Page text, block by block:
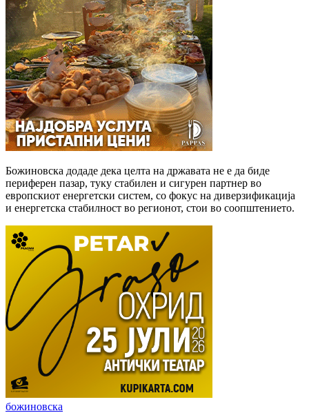
Божиновска додаде дека целта на државата не е да биде
периферен пазар, туку стабилен и сигурен партнер во
европскиот енергетски систем, со фокус на диверзификација
и енергетска стабилност во регионот, стои во соопштението.
божиновска